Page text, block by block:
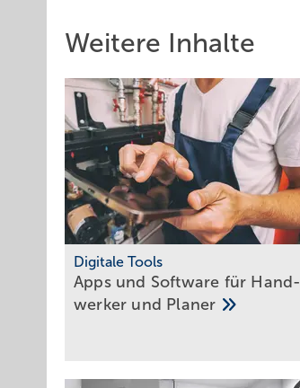
Weitere Inhalte
Digitale Tools
Apps und Soft­ware für Hand­
werker und Planer